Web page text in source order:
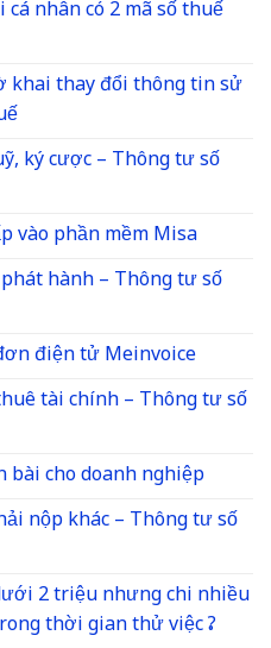
nhân có 2 mã số thuế
thay đổi thông tin sử
ký cược – Thông tư số
vào phần mềm Misa
hành – Thông tư số
điện tử Meinvoice
tài chính – Thông tư số
cho doanh nghiệp
nộp khác – Thông tư số
2 triệu nhưng chi nhiều
thời gian thử việc ?